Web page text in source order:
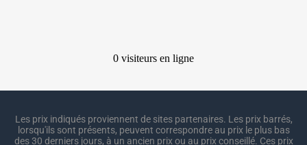
Les prix indiqués proviennent de sites partenaires. Les prix barrés,
lorsqu'ils sont présents, peuvent correspondre au prix le plus bas
des 30 derniers jours, à un ancien prix ou au prix conseillé. Ces prix